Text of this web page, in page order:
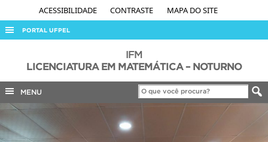
ACESSIBILIDADE CONTRASTE MAPA DO SITE
PORTAL UFPEL
AUDITORIA
COBALTO
CONCURSOS
EDITAIS
IFM
LICENCIATURA EM MATEMÁTICA – NOTURNO
MENU